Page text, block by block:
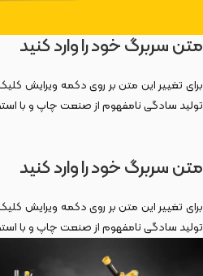
متن سربرگ خود را وارد کنید
برای تغییر این متن بر روی دکمه ویرایش
تولید سادگی نامفهوم از صنعت چاپ و با
متن سربرگ خود را وارد کنید
برای تغییر این متن بر روی دکمه ویرایش
تولید سادگی نامفهوم از صنعت چاپ و با